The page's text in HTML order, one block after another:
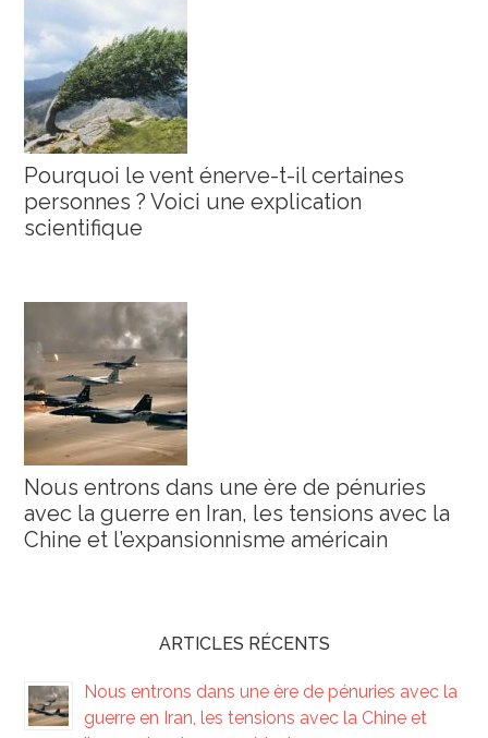
Pourquoi le vent énerve-t-il certaines
personnes ? Voici une explication
scientifique
Nous entrons dans une ère de pénuries
avec la guerre en Iran, les tensions avec la
Chine et l’expansionnisme américain
ARTICLES RÉCENTS
Nous entrons dans une ère de pénuries avec la
guerre en Iran, les tensions avec la Chine et